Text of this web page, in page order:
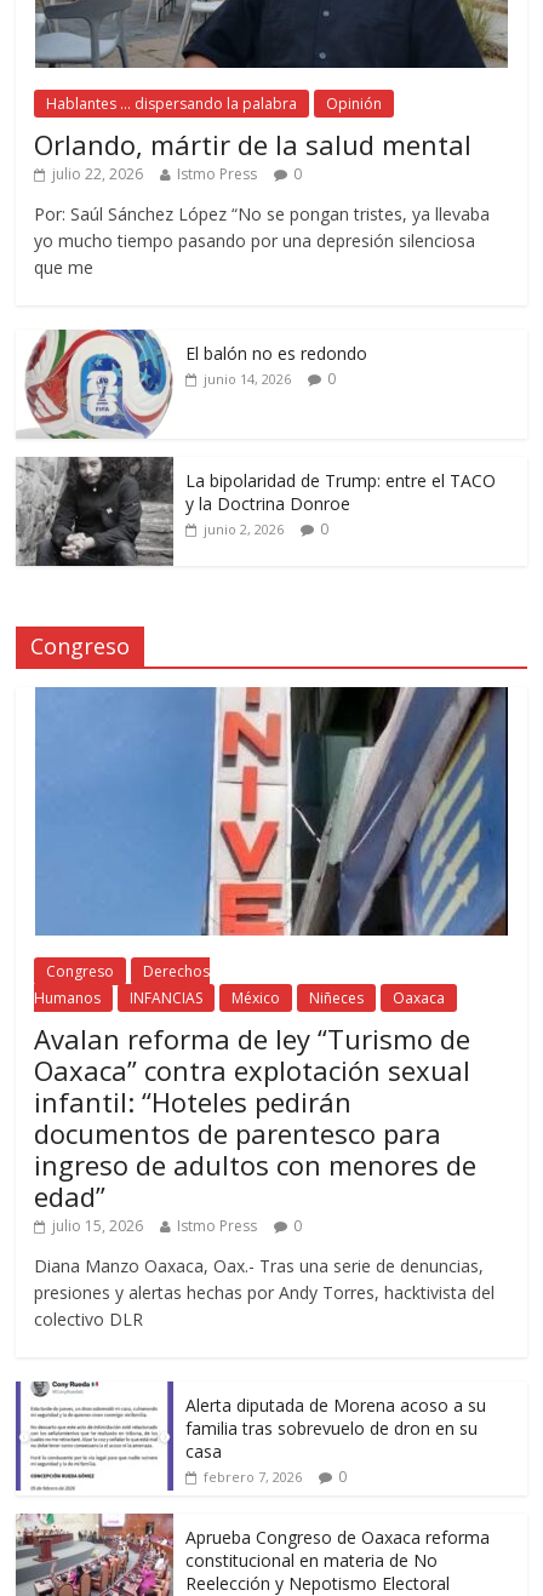
Hablantes ... dispersando la palabra Opinión
Orlando, mártir de la salud mental
julio 22, 2026 Istmo Press 0
Por: Saúl Sánchez López “No se pongan tristes, ya llevaba
yo mucho tiempo pasando por una depresión silenciosa
que me
El balón no es redondo
junio 14, 2026 0
La bipolaridad de Trump: entre el TACO
y la Doctrina Donroe
junio 2, 2026 0
Congreso
Congreso
Derechos
Humanos
INFANCIAS México Niñeces Oaxaca
Avalan reforma de ley “Turismo de
Oaxaca” contra explotación sexual
infantil: “Hoteles pedirán
documentos de parentesco para
ingreso de adultos con menores de
edad”
julio 15, 2026 Istmo Press 0
Diana Manzo Oaxaca, Oax.- Tras una serie de denuncias,
presiones y alertas hechas por Andy Torres, hacktivista del
colectivo DLR
Alerta diputada de Morena acoso a su
familia tras sobrevuelo de dron en su
casa
febrero 7, 2026 0
Aprueba Congreso de Oaxaca reforma
constitucional en materia de No
Reelección y Nepotismo Electoral